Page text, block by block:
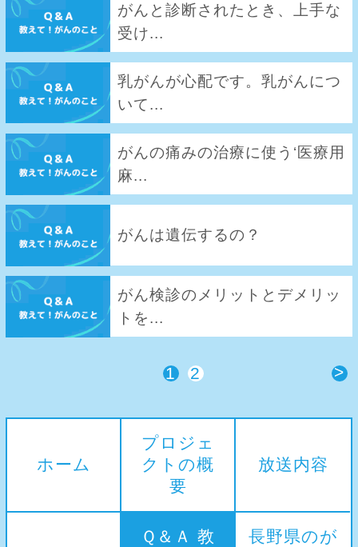
がんと診断されたとき、上手な
受け...
乳がんが心配です。乳がんにつ
いて...
がんの痛みの治療に使う‘医療用
麻...
がんは遺伝するの？
がん検診のメリットとデメリッ
トを...
1 2 >
ホーム
プロジェ
クトの概
要
放送内容
Ｑ＆Ａ 教
長野県のが